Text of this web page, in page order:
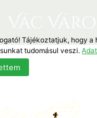
Tájékoztatjuk, hogy
tudomásul veszi.